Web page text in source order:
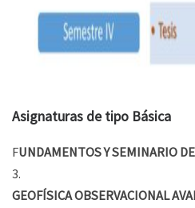
Asignaturas de tipo Básica
FUNDAMENTOS Y SEMINARIO
3.
GEOFÍSICA OBSERVACIONAL